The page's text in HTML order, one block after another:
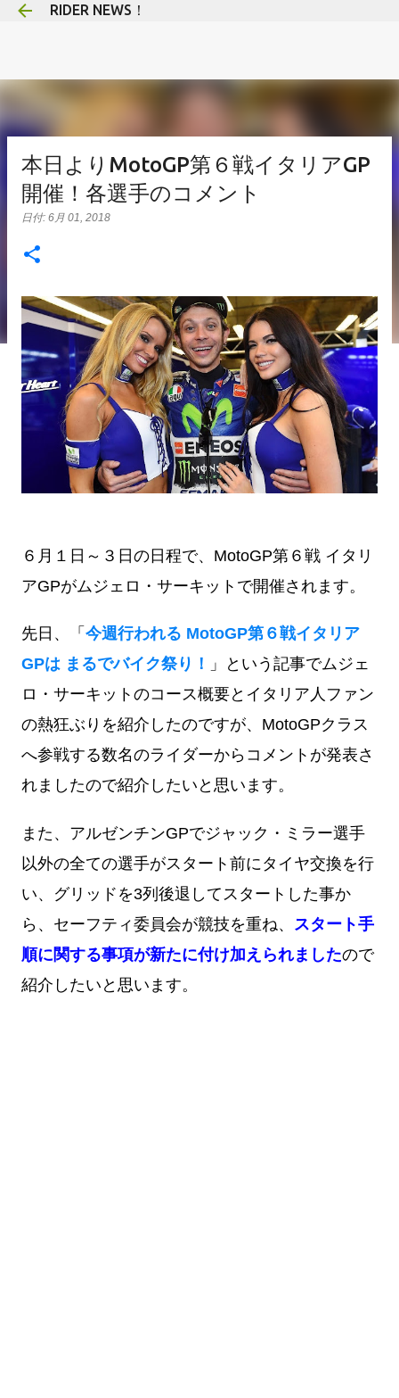
RIDER NEWS！
本日よりMotoGP第６戦イタリアGP
開催！各選手のコメント
日付: 6月 01, 2018
６月１日～３日の日程で、MotoGP第６戦 イタリ
アGPがムジェロ・サーキットで開催されます。
先日、「 今週行われる MotoGP第６戦イタリア
GPは まるでバイク祭り！
」という記事でムジェ
ロ・サーキットのコース概要とイタリア人ファン
の熱狂ぶりを紹介したのですが、MotoGPクラス
へ参戦する数名のライダーからコメントが発表さ
れましたので紹介したいと思います。
また、アルゼンチンGPでジャック・ミラー選手
以外の全ての選手がスタート前にタイヤ交換を行
い、グリッドを3列後退してスタートした事か
ら、セーフティ委員会が競技を重ね、 スタート手
順に関する事項が新たに付け加えられましたので
紹介したいと思います。